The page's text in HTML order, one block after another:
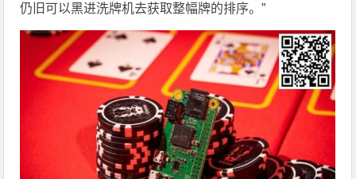
仍旧可以黑进洗牌机去获取整幅牌的排序。”